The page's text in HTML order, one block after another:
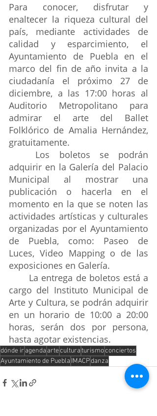
Para conocer, disfrutar y
enaltecer la riqueza cultural del
país, mediante actividades de
calidad y esparcimiento, el
Ayuntamiento de Puebla en el
marco del fin de año invita a la
ciudadanía el próximo 27 de
diciembre, a las 17:00 horas al
Auditorio Metropolitano para
admirar el arte del Ballet
Folklórico de Amalia Hernández,
gratuitamente.
Los boletos se podrán
adquirir en la Galería del Palacio
Municipal al mostrar una
publicación o hacerla en el
momento en la que se noten las
actividades artísticas y culturales
organizadas por el Ayuntamiento
de Puebla, como: Paseo de
Luces, Video Mapping o de las
exposiciones en Galería.
La entrega de boletos está a
cargo del Instituto Municipal de
Arte y Cultura, se podrán adquirir
en un horario de 10:00 a 20:00
horas, serán dos por persona,
hasta agotar existencias.
dónde ir agenda arteculturaturismoconciertos
Ayuntamiento de Puebla IMACPdanza